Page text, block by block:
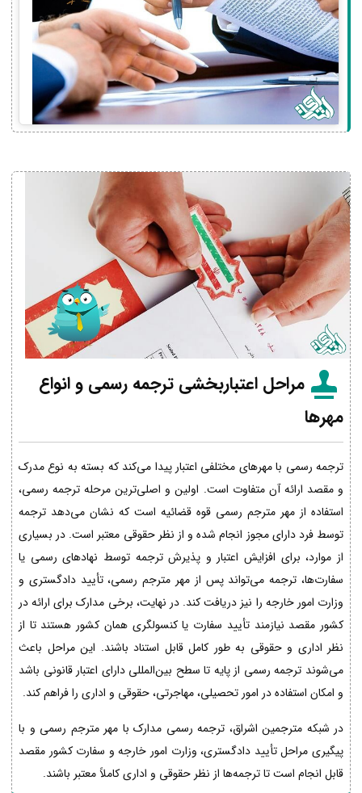
مراحل اعتباربخشی ترجمه رسمی و انواع
مهرها
ترجمه رسمی با مهرهای مختلفی اعتبار پیدا می‌کند که بسته به نوع مدرک
و مقصد ارائه آن متفاوت است. اولین و اصلی‌ترین مرحله ترجمه رسمی،
استفاده از مهر مترجم رسمی قوه قضائیه است که نشان می‌دهد ترجمه
توسط فرد دارای مجوز انجام شده و از نظر حقوقی معتبر است. در بسیاری
از موارد، برای افزایش اعتبار و پذیرش ترجمه توسط نهادهای رسمی یا
سفارت‌ها، ترجمه می‌تواند پس از مهر مترجم رسمی، تأیید دادگستری و
وزارت امور خارجه را نیز دریافت کند. در نهایت، برخی مدارک برای ارائه در
کشور مقصد نیازمند تأیید سفارت یا کنسولگری همان کشور هستند تا از
نظر اداری و حقوقی به طور کامل قابل استناد باشند. این مراحل باعث
می‌شوند ترجمه رسمی از پایه تا سطح بین‌المللی دارای اعتبار قانونی باشد
و امکان استفاده در امور تحصیلی، مهاجرتی، حقوقی و اداری را فراهم کند.
در شبکه مترجمین اشراق، ترجمه رسمی مدارک با مهر مترجم رسمی و با
پیگیری مراحل تأیید دادگستری، وزارت امور خارجه و سفارت کشور مقصد
قابل انجام است تا ترجمه‌ها از نظر حقوقی و اداری کاملاً معتبر باشند.